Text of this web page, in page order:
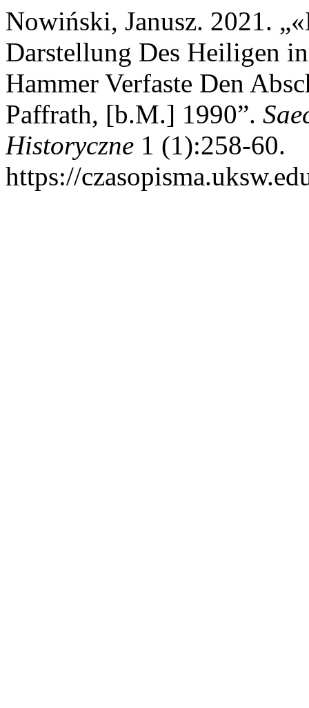
Nowiński, Janusz. 2021.
Darstellung Des Heiligen
Hammer Verfaste Den
Paffrath, [b.M.] 1990”.
Historyczne 1 (1):258-60.
https://